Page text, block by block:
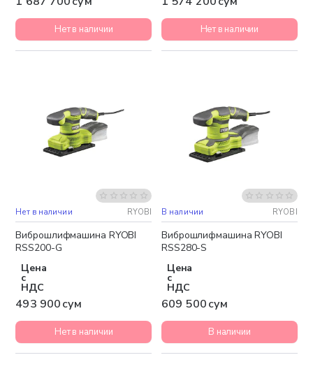
Нет в наличии Нет в наличии
Нет в наличии RYOBI
Виброшлифмашина RYOBI
RSS200-G
Цена
с
НДС
493 900 сум
Нет в наличии
В наличии RYOBI
Виброшлифмашина RYOBI
RSS280-S
Цена
с
НДС
609 500 сум
В наличии